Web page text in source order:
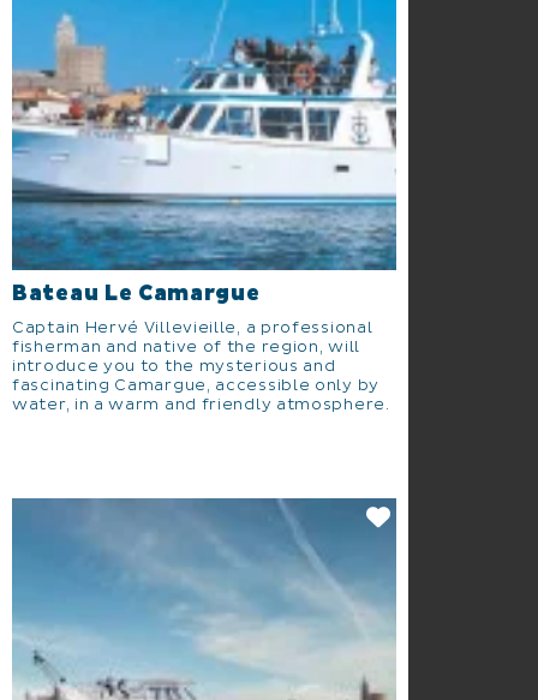
Bateau Le Camargue
Captain Hervé Villevieille, a professional
fisherman and native of the region, will
introduce you to the mysterious and
fascinating Camargue, accessible only by
water, in a warm and friendly atmosphere.